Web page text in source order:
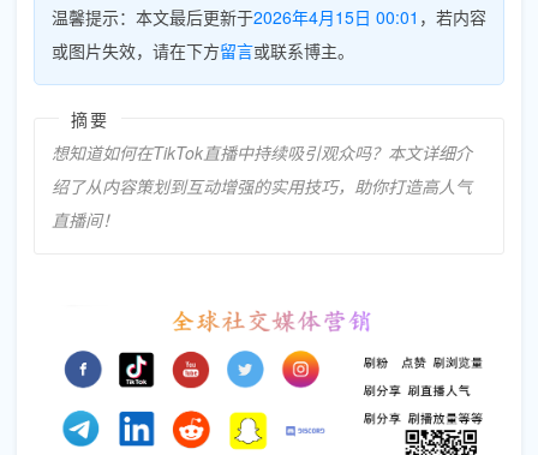
温馨提示：本文最后更新于2026年4月15日 00:01 ，若内容
或图片失效，请在下方留言或联系博主。
摘要
想知道如何在TikTok直播中持续吸引观众吗？本文详细介
绍了从内容策划到互动增强的实用技巧，助你打造高人气
直播间！